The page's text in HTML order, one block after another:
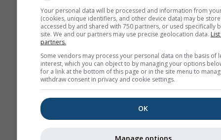
GFS-40
Global40.0 km
180 h (3-hourly)
NAM-12
North
America
12.0 km
84 h (3-
hourly)
NAM-5
North America 5.0 km
Your personal data will be processed and information from
(cookies, unique identifiers, and other device data) may be
accessed by and shared with 750 partners, or used specifically
site. We and our partners may use precise geolocation data.
partners.
Some vendors may process your personal data on the basis of
interest, which you can object to by managing your options
for a link at the bottom of this page or in the site menu to
withdraw consent in privacy and cookie settings.
OK